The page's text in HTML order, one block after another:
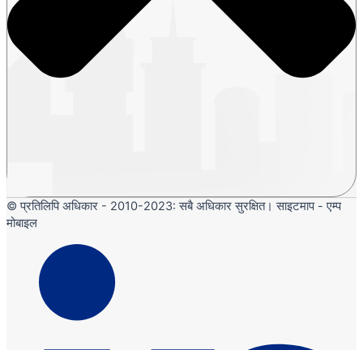
© प्रतिलिपि अधिकार - 2010-2023: सबै अधिकार सुरक्षित। साइटमाप - एम्प
मोबाइल